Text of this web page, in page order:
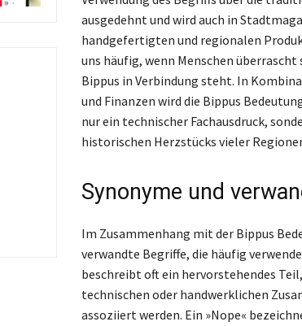
ausgedehnt und wird auch in
handgefertigten und regionalen
uns häufig, wenn Menschen
Bippus in Verbindung steht. In
und Finanzen wird die Bippus
nur ein technischer Fachausdruck,
historischen Herzstücks vieler
Synonyme und
Im Zusammenhang mit der Bippus
verwandte Begriffe, die häufig
beschreibt oft ein hervorstehendes
technischen oder handwerklichen
assoziiert werden. Ein »Nope«